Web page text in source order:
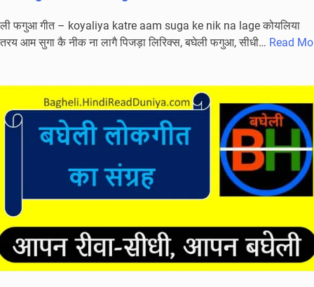
फगुआ गीत – koyaliya katre aam suga ke nik na lage कोयलिया
आम सुगा कै नीक ना लागै पिजड़ा लिरिक्स, बघेली फगुआ, सीधी… Read